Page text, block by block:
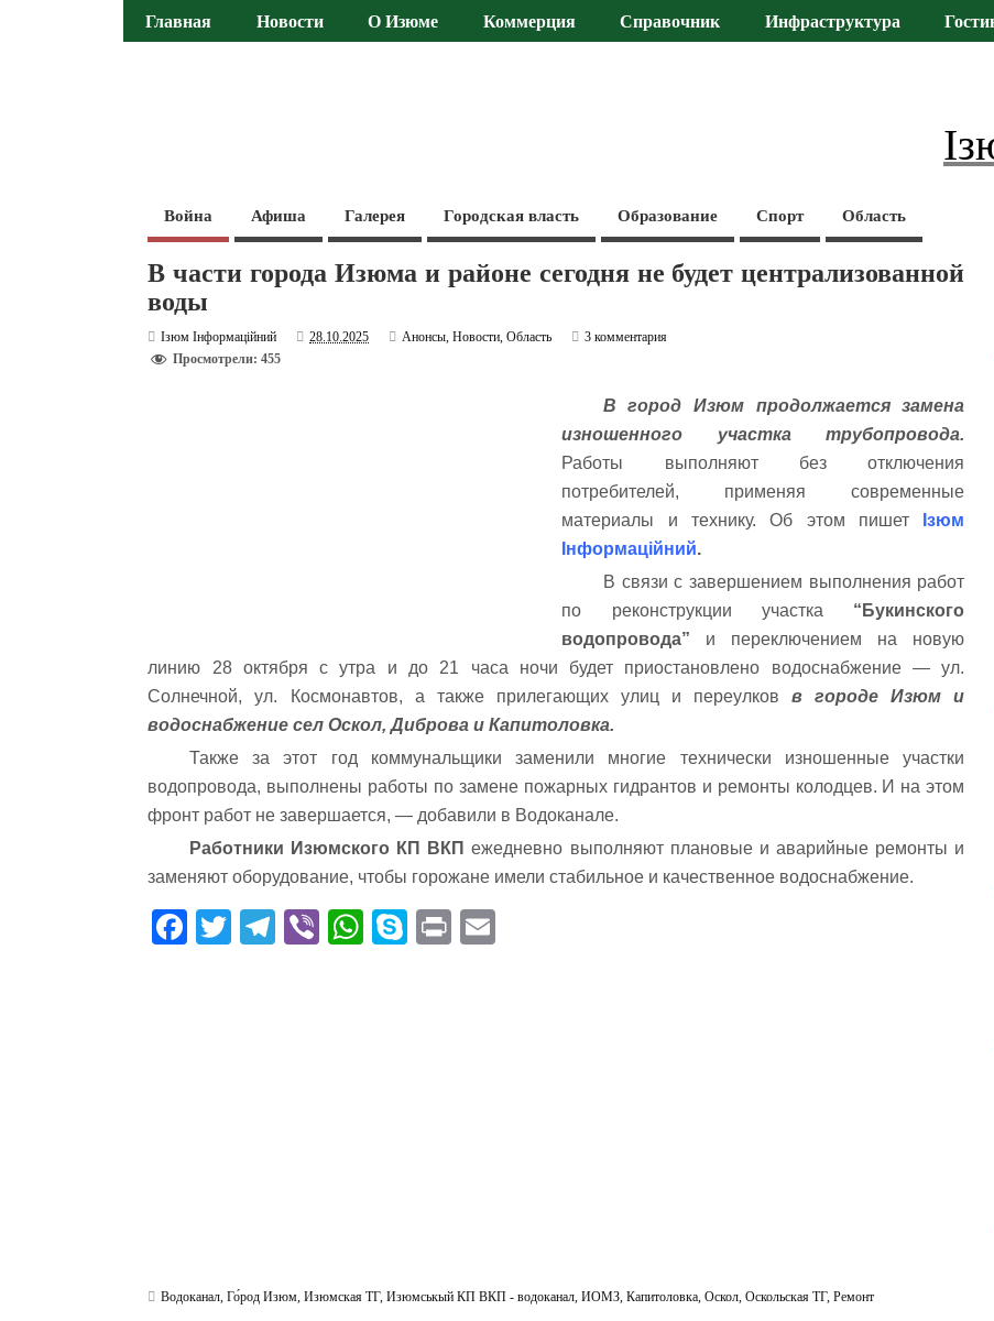
Главная Новости О Изюме Коммерция Справочник Инфраструктура
Война Афиша Галерея Городская власть Образование Спорт Область
В части города Изюма и районе сегодня не будет централизованной
воды
Ізюм Інформаційний 28.10.2025 Анонсы,Новости,Область
3 комментария
Просмотрели: 455
В город Изюм продолжается замена
изношенного участка трубопровода.
Работы выполняют без отключения
потребителей, применяя современные
материалы и технику. Об этом пишет
Ізюм
Інформаційний.
В связи с завершением выполнения работ
по реконструкции участка “Букинского
водопровода” и переключением на новую
линию 28 октября с утра и до 21 часа ночи будет приостановлено водоснабжение — ул.
Солнечной, ул. Космонавтов, а также прилегающих улиц и переулковв городе Изюм и
водоснабжение сел Оскол, Диброва и Капитоловка.
Также за этот год коммунальщики заменили многие технически изношенные участки
водопровода, выполнены работы по замене пожарных гидрантов и ремонты колодцев. И на этом
фронт работ не завершается, — добавили в Водоканале.
Работники Изюмского КП ВКП ежедневно выполняют плановые и аварийные ремонты и
заменяют оборудование, чтобы горожане имели стабильное и качественное водоснабжение.
Fa T
Te Vi
W
S
Pr
Водоканал ,Го́род Изюм ,Изюмская ТГ,Изюмськый КП ВКП - водоканал ,ИОМЗ ,Капитоловка ,Оскол ,Оскольская ТГ,Ремонт